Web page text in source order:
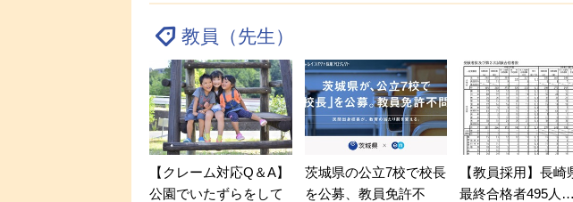
教員（先生）
【クレーム対応Q＆A】
公園でいたずらをして
茨城県の公立7校で校長
を公募、教員免許不
【教員採用】長崎
最終合格者495人